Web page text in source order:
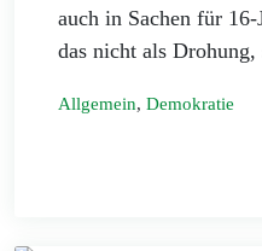
auch in Sachen für
das nicht als Drohung,
Allgemein, Demokratie